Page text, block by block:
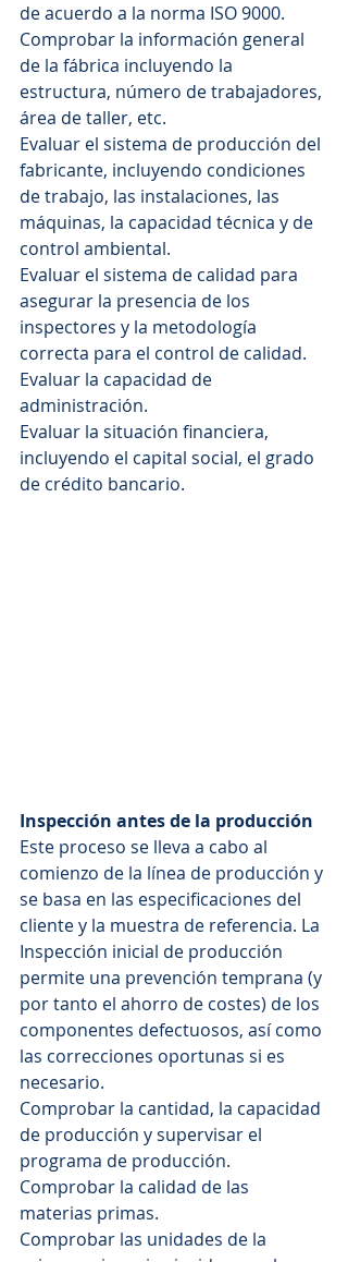
de acuerdo a la norma ISO 9000.
Comprobar la información general
de la fábrica incluyendo la
estructura, número de trabajadores,
área de taller, etc.
Evaluar el sistema de producción del
fabricante, incluyendo condiciones
de trabajo, las instalaciones, las
máquinas, la capacidad técnica y de
control ambiental.
Evaluar el sistema de calidad para
asegurar la presencia de los
inspectores y la metodología
correcta para el control de calidad.
Evaluar la capacidad de
administración.
Evaluar la situación financiera,
incluyendo el capital social, el grado
de crédito bancario.
Inspección antes de la producción
Este proceso se lleva a cabo al
comienzo de la línea de producción y
se basa en las especificaciones del
cliente y la muestra de referencia. La
Inspección inicial de producción
permite una prevención temprana (y
por tanto el ahorro de costes) de los
componentes defectuosos, así como
las correcciones oportunas si es
necesario.
Comprobar la cantidad, la capacidad
de producción y supervisar el
programa de producción.
Comprobar la calidad de las
materias primas.
Comprobar las unidades de la